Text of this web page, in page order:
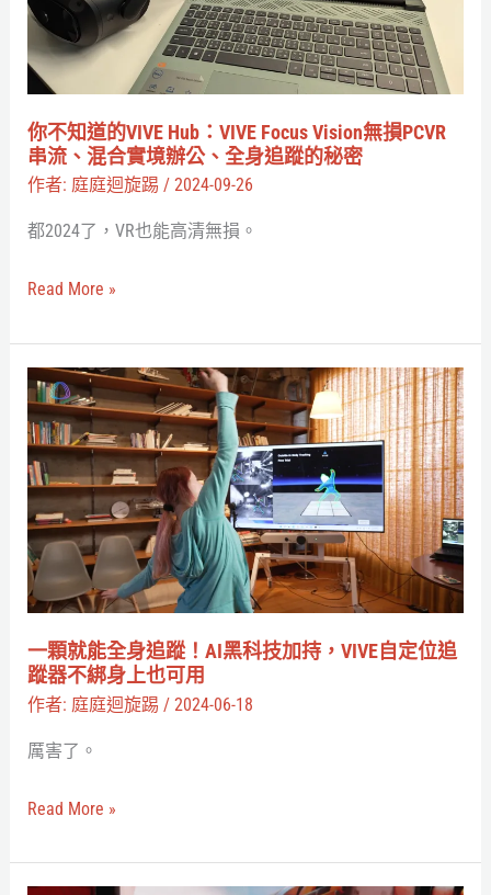
恆
變
事
物
你不知道的VIVE Hub：VIVE Focus Vision無損PCVR
串流、混合實境辦公、全身追蹤的秘密
作者: 庭庭迴旋踢 / 2024-09-26
都2024了，VR也能高清無損。
VIVE
Hub：
VIVE
Focus
Vision
無
PCVR
混
合
實
境
辦
公、
全
身
追
的
秘
Read More »
一顆就能全身追蹤！AI黑科技加持，VIVE自定位追
蹤器不綁身上也可用
作者: 庭庭迴旋踢 / 2024-06-18
厲害了。
一
顆
就
能
全
身
追
蹤！
黑
科
加
自
Read More »